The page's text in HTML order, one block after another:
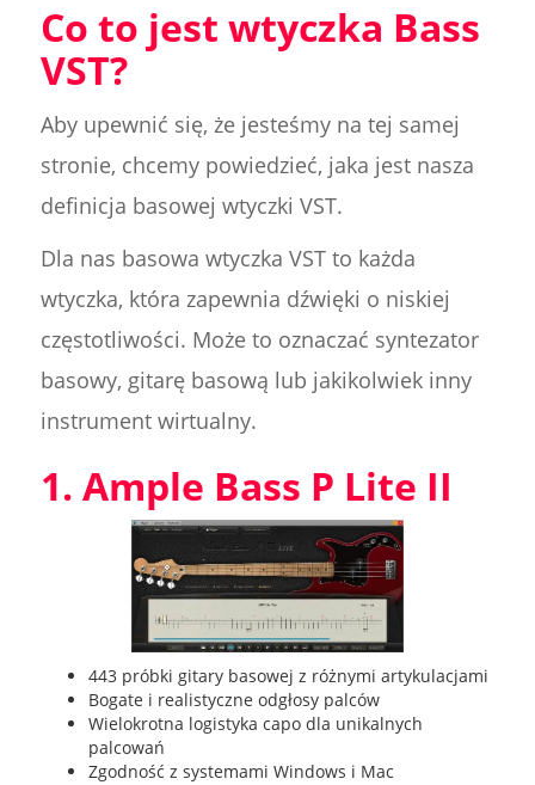
Co to jest wtyczka Bass
VST?
Aby upewnić się, że jesteśmy na tej samej
stronie, chcemy powiedzieć, jaka jest nasza
definicja basowej wtyczki VST.
Dla nas basowa wtyczka VST to każda
wtyczka, która zapewnia dźwięki o niskiej
częstotliwości. Może to oznaczać syntezator
basowy, gitarę basową lub jakikolwiek inny
instrument wirtualny.
1. Ample Bass P Lite II
443 próbki gitary basowej z różnymi artykulacjami
Bogate i realistyczne odgłosy palców
Wielokrotna logistyka capo dla unikalnych
palcowań
Zgodność z systemami Windows i Mac